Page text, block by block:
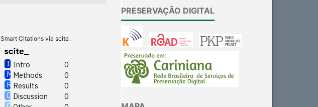
Smart Citations via scite_
Intro
0
Methods
0
Results
0
Discussion
0
Methods
0
Results
0
Discussion
0
See how this article has been
PRESERVAÇÃO DIGITAL